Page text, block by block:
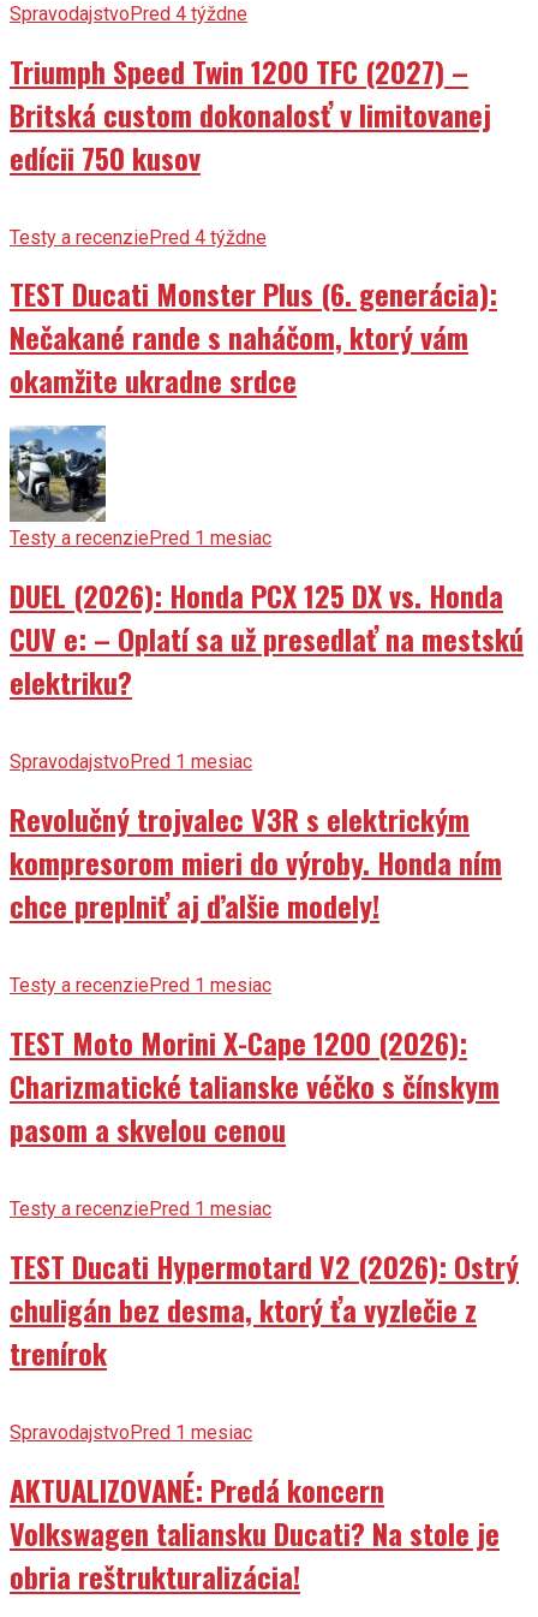
SpravodajstvoPred 4 týždne
Triumph Speed Twin 1200 TFC (2027) –
Britská custom dokonalosť v limitovanej
edícii 750 kusov
Testy a recenziePred 4 týždne
TEST Ducati Monster Plus (6. generácia):
Nečakané rande s naháčom, ktorý vám
okamžite ukradne srdce
Testy a recenziePred 1 mesiac
DUEL (2026): Honda PCX 125 DX vs. Honda
CUV e: – Oplatí sa už presedlať na mestskú
elektriku?
SpravodajstvoPred 1 mesiac
Revolučný trojvalec V3R s elektrickým
kompresorom mieri do výroby. Honda ním
chce preplniť aj ďalšie modely!
Testy a recenziePred 1 mesiac
TEST Moto Morini X-Cape 1200 (2026):
Charizmatické talianske véčko s čínskym
pasom a skvelou cenou
Testy a recenziePred 1 mesiac
TEST Ducati Hypermotard V2 (2026): Ostrý
chuligán bez desma, ktorý ťa vyzlečie z
trenírok
SpravodajstvoPred 1 mesiac
AKTUALIZOVANÉ: Predá koncern
Volkswagen taliansku Ducati? Na stole je
obria reštrukturalizácia!